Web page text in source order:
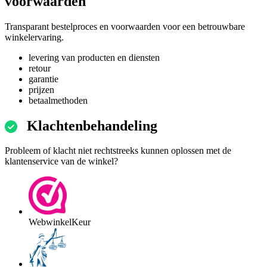
Transparant bestelproces en voorwaarden voor een betrouwbare
winkelervaring.
levering van producten en diensten
retour
garantie
prijzen
betaalmethoden
Klachtenbehandeling
Probleem of klacht niet rechtstreeks kunnen oplossen met de
klantenservice van de winkel?
WebwinkelKeur